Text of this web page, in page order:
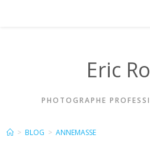
Eric
PHOTOGRAPHE
> BLOG > ANNEMASSE